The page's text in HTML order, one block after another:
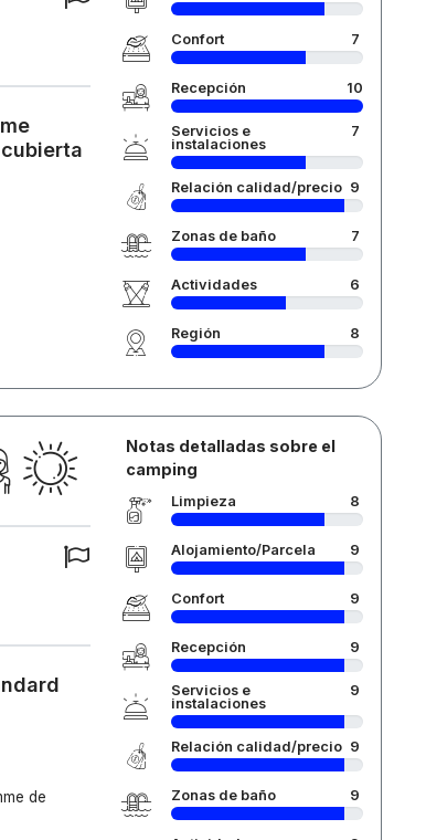
cubierta
Confort 7
Recepción 10
Servicios e
instalaciones
7
Relación calidad/precio 9
Zonas de baño 7
Actividades 6
Región 8
de
Notas detalladas sobre el
camping
Limpieza 8
Alojamiento/Parcela 9
Confort 9
Recepción 9
Servicios e
instalaciones
9
Relación calidad/precio 9
Zonas de baño 9